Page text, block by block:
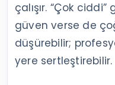
çalışır. “Çok
güven verse de
düşürebilir;
yere sertleştirebilir.